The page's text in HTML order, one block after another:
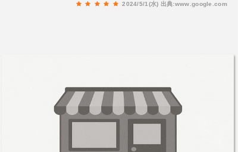
2024/5/1(水) 出典:www.google.com